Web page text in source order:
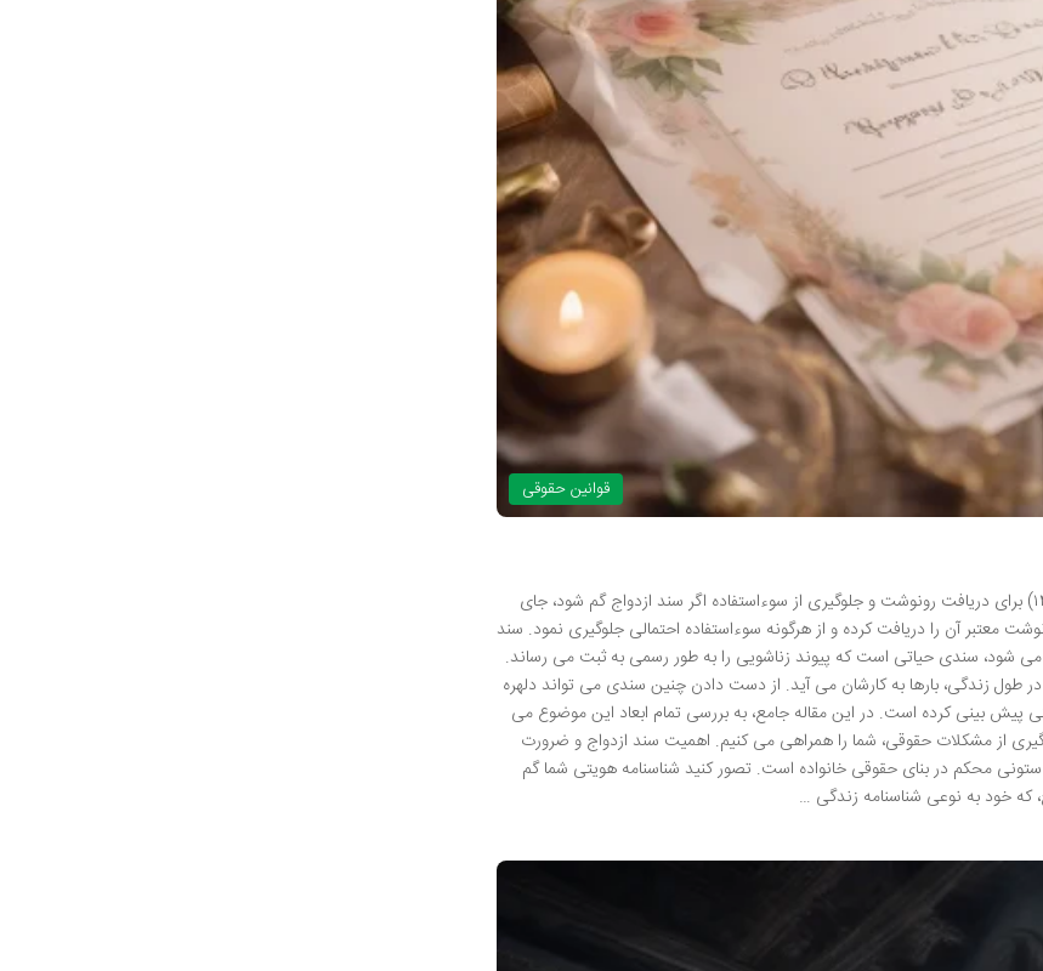
قوانین حقوقی
سند ازدواج گم شود چه باید کرد؟ راهنمای کامل گام به گام (۱۴۰۳) برای دریافت رونوشت و جلوگیری از سوءاستفاده اگر سند ازدواج گم شود، جای
معتبر آن را دریافت کرده و از هرگونه سوءاستفاده احتمالی جلوگیری نمود. سند
می شود، سندی حیاتی است که پیوند زناشویی را به طور رسمی به ثبت می رساند.
زندگی، بارها به کارشان می آید. از دست دادن چنین سندی می تواند دلهره
پیش بینی کرده است. در این مقاله جامع، به بررسی تمام ابعاد این موضوع می
از مشکلات حقوقی، شما را همراهی می کنیم. اهمیت سند ازدواج و ضرورت
ستونی محکم در بنای حقوقی خانواده است. تصور کنید شناسنامه هویتی شما گم
خود به نوعی شناسنامه زندگی …